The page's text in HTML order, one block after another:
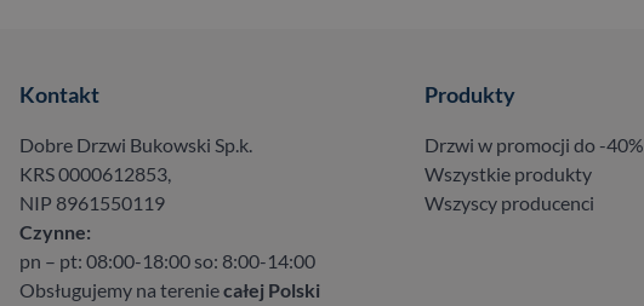
Kontakt
Dobre Drzwi Bukowski Sp.k.
KRS 0000612853,
NIP 8961550119
Czynne:
pn – pt: 08:00-18:00 so: 8:00-14:00
Obsługujemy na tereniecałej Polski
Produkty
Drzwi w promocji do -40%
Wszystkie produkty
Wszyscy producenci